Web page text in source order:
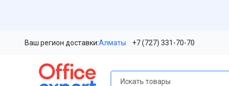
Ваш регион доставки:Алматы +7 (727) 331-70-70